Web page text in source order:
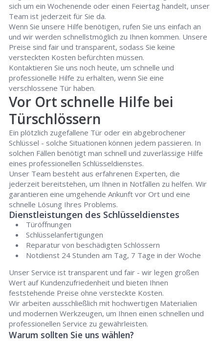
sich um ein Wochenende oder einen Feiertag handelt, unser
Team ist jederzeit für Sie da.
Wenn Sie unsere Hilfe benötigen, rufen Sie uns einfach an
und wir werden schnellstmöglich zu Ihnen kommen. Unsere
Preise sind fair und transparent, sodass Sie keine
versteckten Kosten befürchten müssen.
Kontaktieren Sie uns noch heute, um schnelle und
professionelle Hilfe zu erhalten, wenn Sie eine
verschlossene Tür haben.
Vor Ort schnelle Hilfe bei
Türschlössern
Ein plötzlich zugefallene Tür oder ein abgebrochener
Schlüssel - solche Situationen können jedem passieren. In
solchen Fällen benötigt man schnell und zuverlässige Hilfe
eines professionellen Schlüsseldienstes.
Unser Team besteht aus erfahrenen Experten, die
jederzeit bereitstehen, um Ihnen in Notfällen zu helfen. Wir
garantieren eine umgehende Ankunft vor Ort und eine
schnelle Lösung Ihres Problems.
Dienstleistungen des Schlüsseldienstes
Türöffnungen
Schlüsselanfertigungen
Reparatur von beschädigten Schlössern
Notdienst 24 Stunden am Tag, 7 Tage in der Woche
Unser Service ist transparent und fair - wir legen großen
Wert auf Kundenzufriedenheit und bieten Ihnen
feststehende Preise ohne versteckte Kosten.
Wir arbeiten ausschließlich mit hochwertigen Materialien
und modernen Werkzeugen, um Ihnen einen schnellen und
professionellen Service zu gewährleisten.
Warum sollten Sie uns wählen?